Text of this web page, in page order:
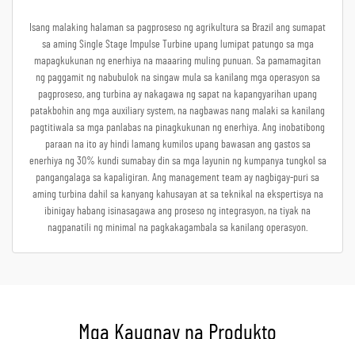
Isang malaking halaman sa pagproseso ng agrikultura sa Brazil ang sumapat
sa aming Single Stage Impulse Turbine upang lumipat patungo sa mga
mapagkukunan ng enerhiya na maaaring muling punuan. Sa pamamagitan
ng paggamit ng nabubulok na singaw mula sa kanilang mga operasyon sa
pagproseso, ang turbina ay nakagawa ng sapat na kapangyarihan upang
patakbohin ang mga auxiliary system, na nagbawas nang malaki sa kanilang
pagtitiwala sa mga panlabas na pinagkukunan ng enerhiya. Ang inobatibong
paraan na ito ay hindi lamang kumilos upang bawasan ang gastos sa
enerhiya ng 30% kundi sumabay din sa mga layunin ng kumpanya tungkol sa
pangangalaga sa kapaligiran. Ang management team ay nagbigay-puri sa
aming turbina dahil sa kanyang kahusayan at sa teknikal na ekspertisya na
ibinigay habang isinasagawa ang proseso ng integrasyon, na tiyak na
nagpanatili ng minimal na pagkakagambala sa kanilang operasyon.
Mga Kaugnay na Produkto